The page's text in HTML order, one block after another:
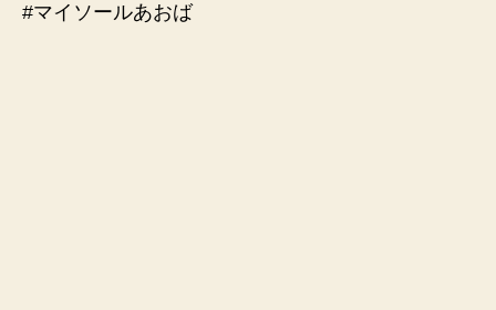
#マイソールあおば